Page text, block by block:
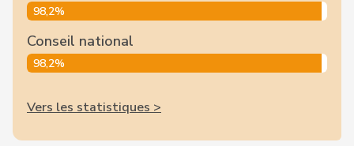
98,2%
Conseil national
98,2%
Vers les statistiques >